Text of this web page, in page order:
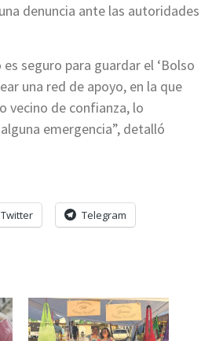
denuncia ante las autoridades
seguro para guardar el ‘Bolso
una red de apoyo, en la que
vecino de confianza, lo
emergencia”, detalló
Twitter Telegram